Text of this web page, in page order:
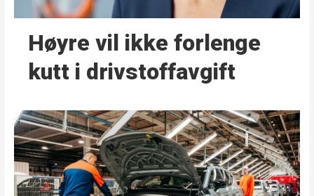
Høyre vil ikke forlenge
kutt i drivstoffavgift